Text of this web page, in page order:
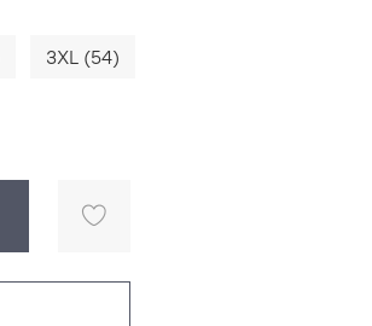
3XL (54)